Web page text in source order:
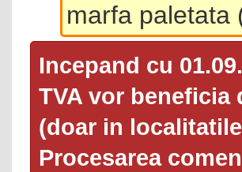
marfa paletata
Incepand cu
TVA vor beneficia
(doar in
Procesarea